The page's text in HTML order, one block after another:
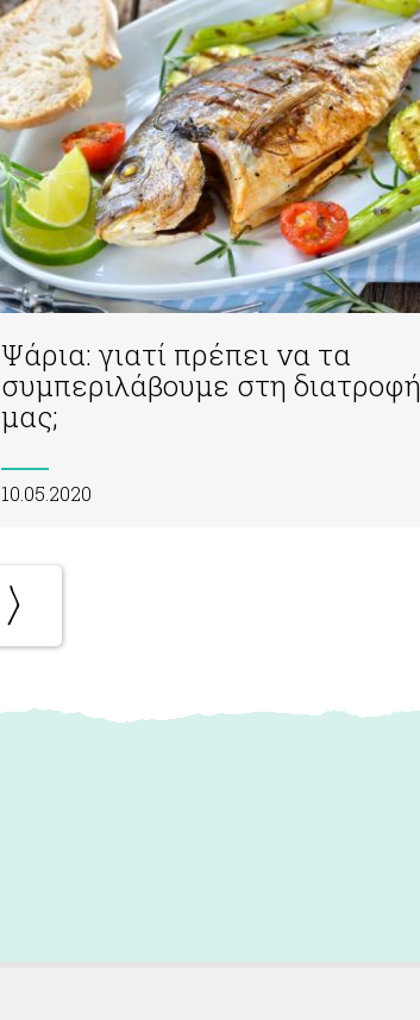
Ψάρια: γιατί πρέπει να τα
συμπεριλάβουμε στη διατροφή
μας;
10.05.2020